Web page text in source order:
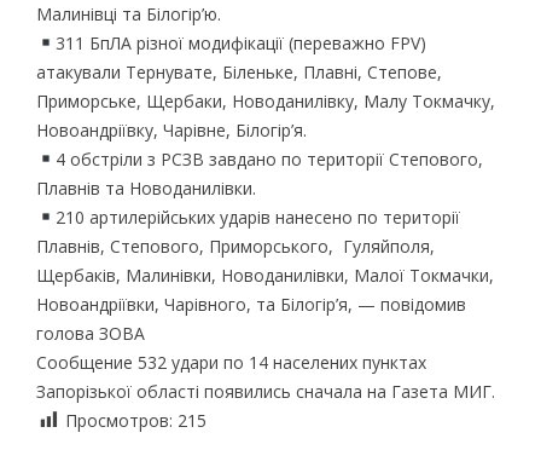
Малинівці та Білогір’ю.
311 БпЛА різної модифікації (переважно FPV)
атакували Тернувате, Біленьке, Плавні, Степове,
Приморське, Щербаки, Новоданилівку, Малу Токмачку,
Новоандріївку, Чарівне, Білогір’я.
4 обстріли з РСЗВ завдано по території Степового,
Плавнів та Новоданилівки.
210 артилерійських ударів нанесено по території
Плавнів, Степового, Приморського, Гуляйполя,
Щербаків, Малинівки, Новоданилівки, Малої Токмачки,
Новоандріївки, Чарівного, та Білогір’я, — повідомив
голова ЗОВА
Сообщение 532 удари по 14 населених пунктах
Запорізької області появились сначала на Газета МИГ.
Просмотров: 215